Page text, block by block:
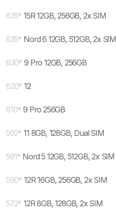
635* 15R 12GB, 256GB, 2x SIM
635* Nord 6 12GB, 512GB, 2x SIM
630* 9 Pro 12GB, 256GB
620* 12
610* 9 Pro 256GB
592* 11 8GB, 128GB, Dual SIM
591* Nord 5 12GB, 512GB, 2x SIM
590* 12R 16GB, 256GB, 2x SIM
572* 12R 8GB, 128GB, 2x SIM